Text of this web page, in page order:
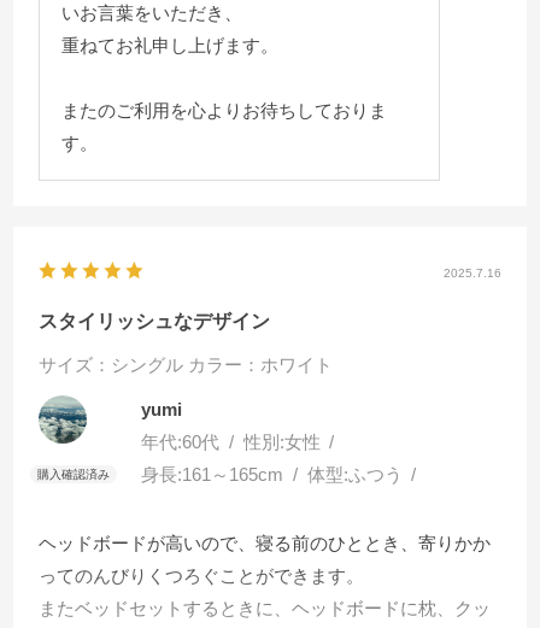
いお言葉をいただき、
重ねてお礼申し上げます。
またのご利用を心よりお待ちしておりま
す。
2025.7.16
スタイリッシュなデザイン
サイズ：シングル カラー：ホワイト
yumi
年代:60代 性別:女性
身長:161～165cm 体型:ふつう
ヘッドボードが高いので、寝る前のひととき、寄りかか
ってのんびりくつろぐことができます。
またベッドセットするときに、ヘッドボードに枕、クッ